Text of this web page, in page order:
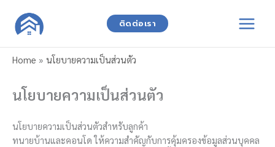
content
ติดต่อเรา
Home » นโยบายความเป็นส่วนตัว
นโยบายความเป็นส่วนตัว
นโยบายความเป็นส่วนตัวสำหรับลูกค้า
ทนายบ้านและคอนโด ให้ความสำคัญกับการคุ้มครองข้อมูลส่วนบุคคล